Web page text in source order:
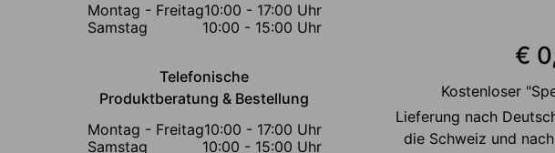
Montag - Freitag10:00 - 17:00 Uhr
Samstag
10:00 - 15:00 Uhr
Telefonische
Produktberatung & Bestellung
Montag - Freitag10:00 - 17:00 Uhr
Samstag
10:00 - 15:00 Uhr
€
Kostenloser
Lieferung nach
die Schweiz und